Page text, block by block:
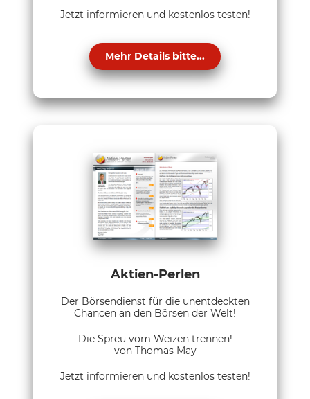
Jetzt informieren und kostenlos testen!
Mehr Details bitte...
Aktien-Perlen
Der Börsendienst für die unentdeckten
Chancen an den Börsen der Welt!
Die Spreu vom Weizen trennen!
von Thomas May
Jetzt informieren und kostenlos testen!